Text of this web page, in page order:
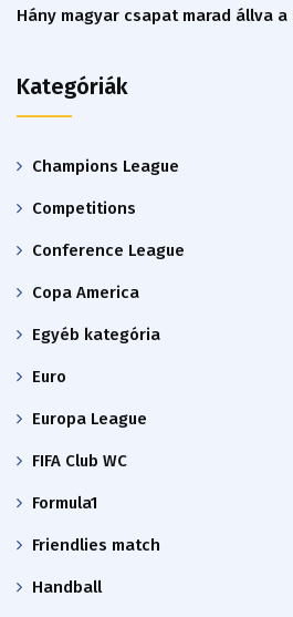
Hány magyar csapat marad állva
Kategóriák
Champions League
Competitions
Conference League
Copa America
Egyéb kategória
Euro
Europa League
FIFA Club WC
Formula1
Friendlies match
Handball